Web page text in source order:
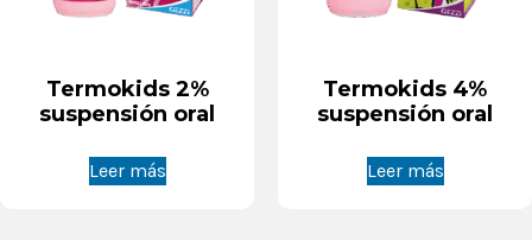
Termokids 2%
suspensión oral
Leer más
Termokids 4%
suspensión oral
Leer más